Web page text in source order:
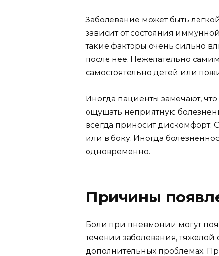
Заболевание может быть
зависит от состояния
такие факторы очень сильно
после нее. Нежелательно
самостоятельно детей или
Иногда пациенты замечают,
ощущать неприятную
всегда приносит дискомфорт.
или в боку. Иногда
одновременно.
Причины
Боли при пневмонии могут
течении заболевания,
дополнительных проблемах.